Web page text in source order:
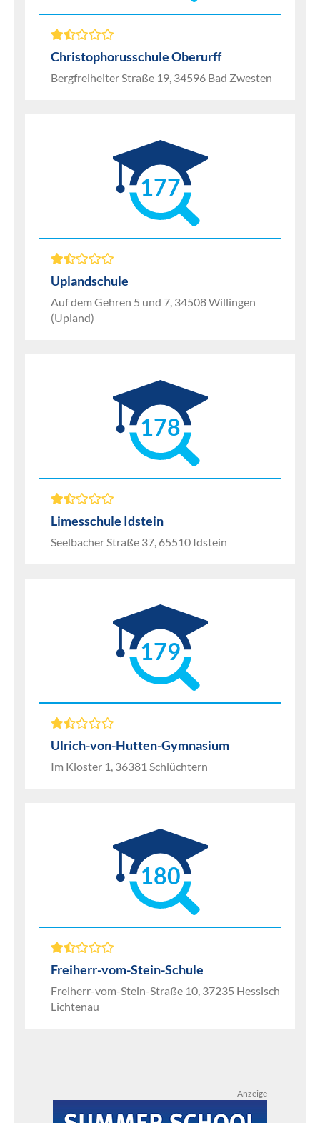
Christophorusschule Oberurff
Bergfreiheiter Straße 19, 34596 Bad Zwesten
177
Uplandschule
Auf dem Gehren 5 und 7, 34508 Willingen
(Upland)
178
Limesschule Idstein
Seelbacher Straße 37, 65510 Idstein
179
Ulrich-von-Hutten-Gymnasium
Im Kloster 1, 36381 Schlüchtern
180
Freiherr-vom-Stein-Schule
Freiherr-vom-Stein-Straße 10, 37235 Hessisch
Lichtenau
Anzeige